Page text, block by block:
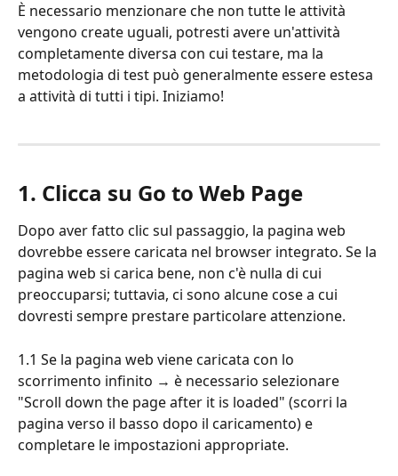
È necessario menzionare che non tutte le attività
vengono create uguali, potresti avere un'attività
completamente diversa con cui testare, ma la
metodologia di test può generalmente essere estesa
a attività di tutti i tipi. Iniziamo!
1. Clicca su Go to Web Page
Dopo aver fatto clic sul passaggio, la pagina web
dovrebbe essere caricata nel browser integrato. Se la
pagina web si carica bene, non c'è nulla di cui
preoccuparsi; tuttavia, ci sono alcune cose a cui
dovresti sempre prestare particolare attenzione.
1.1 Se la pagina web viene caricata con lo
scorrimento infinito → è necessario selezionare
"Scroll down the page after it is loaded" (scorri la
pagina verso il basso dopo il caricamento) e
completare le impostazioni appropriate.